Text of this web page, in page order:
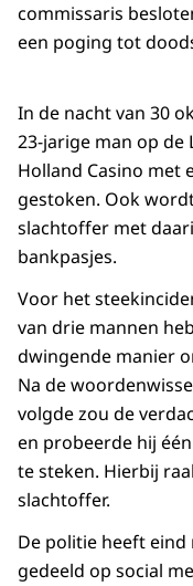
commissaris
een poging tot
In de nacht van 30
23-jarige man op de
Holland Casino met
gestoken. Ook
slachtoffer met
bankpasjes.
Voor het
van drie mannen
dwingende manier
Na de
volgde zou de
en probeerde hij
te steken. Hierbij
slachtoffer.
De politie heeft
gedeeld op social